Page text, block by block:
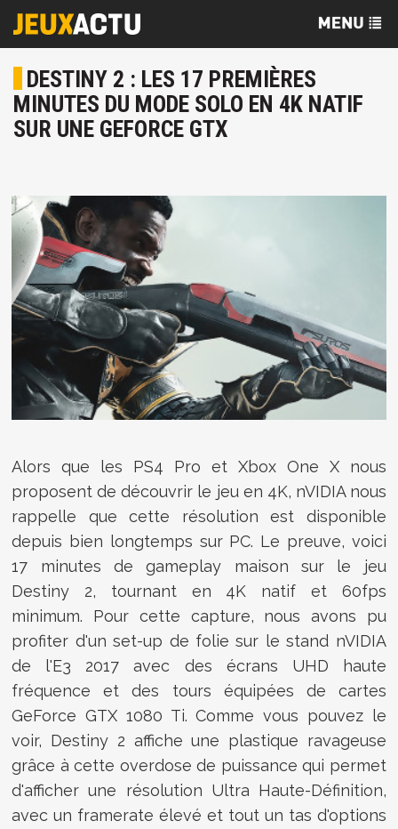
DESTINY 2 : LES 17 PREMIÈRES
MINUTES DU MODE SOLO EN 4K NATIF
SUR UNE GEFORCE GTX
Alors que les PS4 Pro et Xbox One X nous
proposent de découvrir le jeu en 4K, nVIDIA nous
rappelle que cette résolution est disponible
depuis bien longtemps sur PC. Le preuve, voici
17 minutes de gameplay maison sur le jeu
Destiny 2, tournant en 4K natif et 60fps
minimum. Pour cette capture, nous avons pu
profiter d'un set-up de folie sur le stand nVIDIA
de l'E3 2017 avec des écrans UHD haute
fréquence et des tours équipées de cartes
GeForce GTX 1080 Ti. Comme vous pouvez le
voir, Destiny 2 affiche une plastique ravageuse
grâce à cette overdose de puissance qui permet
d'afficher une résolution Ultra Haute-Définition,
avec un framerate élevé et tout un tas d'options